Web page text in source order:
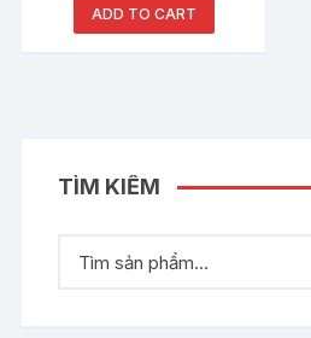
ADD TO CART
TÌM KIẾM